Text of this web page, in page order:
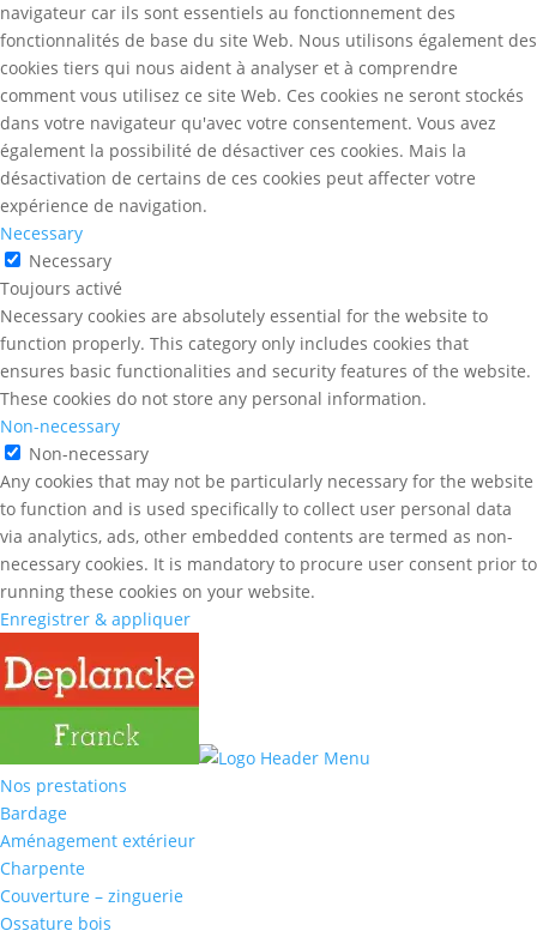
navigateur car ils sont essentiels au fonctionnement des
fonctionnalités de base du site Web. Nous utilisons également des
cookies tiers qui nous aident à analyser et à comprendre
comment vous utilisez ce site Web. Ces cookies ne seront stockés
dans votre navigateur qu'avec votre consentement. Vous avez
également la possibilité de désactiver ces cookies. Mais la
désactivation de certains de ces cookies peut affecter votre
expérience de navigation.
Necessary
Necessary
Toujours activé
Necessary cookies are absolutely essential for the website to
function properly. This category only includes cookies that
ensures basic functionalities and security features of the website.
These cookies do not store any personal information.
Non-necessary
Non-necessary
Any cookies that may not be particularly necessary for the website
to function and is used specifically to collect user personal data
via analytics, ads, other embedded contents are termed as non-
necessary cookies. It is mandatory to procure user consent prior to
running these cookies on your website.
Enregistrer & appliquer
Nos prestations
Bardage
Aménagement extérieur
Charpente
Couverture – zinguerie
Ossature bois